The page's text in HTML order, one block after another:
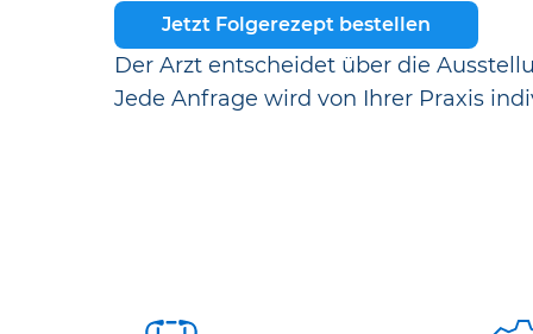
Jetzt Folgerezept bestellen
Der Arzt entscheidet über die
Jede Anfrage wird von Ihrer Praxis